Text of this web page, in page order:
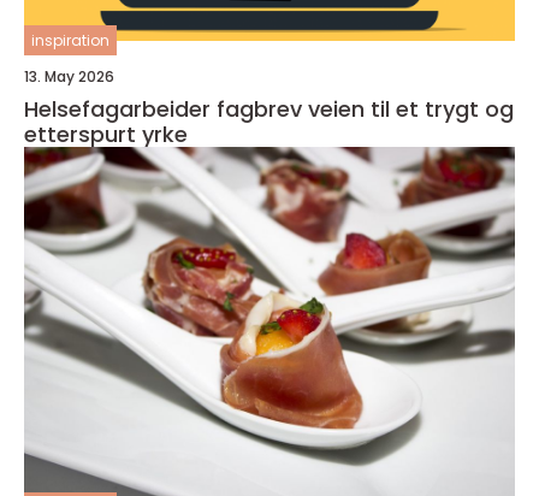
inspiration
13. May 2026
Helsefagarbeider fagbrev veien til et trygt og
etterspurt yrke